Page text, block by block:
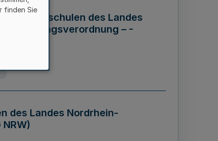
Hochschulen des Landes
– -
des Landes Nordrhein-
finden Sie